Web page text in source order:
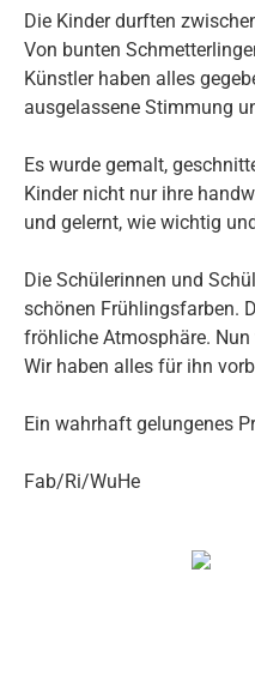
Die Kinder durften
Von bunten
Künstler haben alles
ausgelassene Stimmung
Es wurde gemalt,
Kinder nicht nur ihre
und gelernt, wie wichtig
Die Schülerinnen und
schönen Frühlingsfarben.
fröhliche Atmosphäre.
Wir haben alles für ihn
Ein wahrhaft gelungenes
Fab/Ri/WuHe